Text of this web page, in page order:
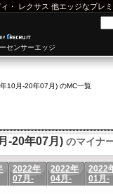
・ レクサス 他エッジなプレ
センサーエッジ
10月-20年07月) のMC一覧
-20年07月) のマイナ
2022年
07月-
2022年
04月-
2022
01月-